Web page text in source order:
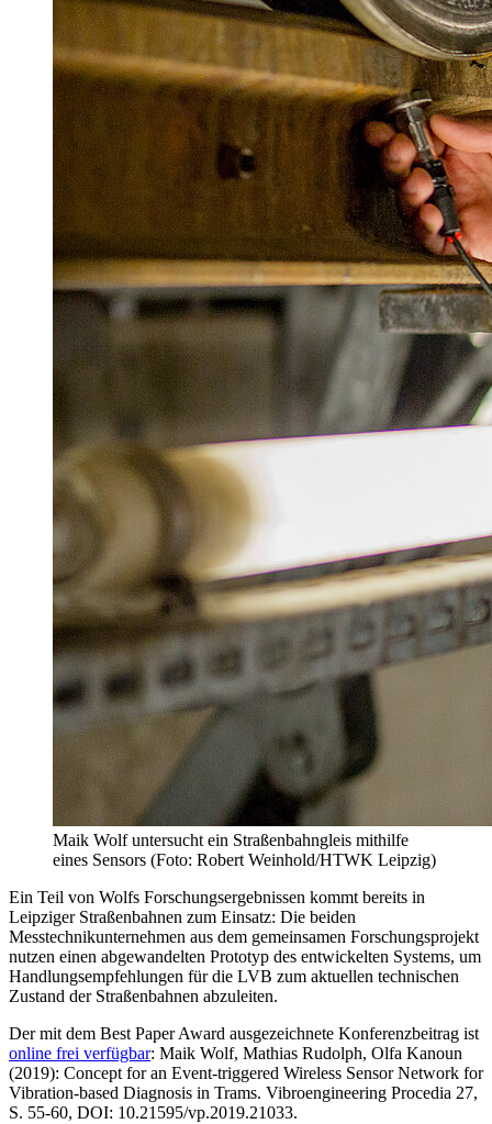
Maik Wolf untersucht ein Straßenbahngleis mithilfe
eines Sensors (Foto: Robert Weinhold/HTWK Leipzig)
Ein Teil von Wolfs Forschungsergebnissen kommt bereits in
Leipziger Straßenbahnen zum Einsatz: Die beiden
Messtechnikunternehmen aus dem gemeinsamen Forschungsprojekt
nutzen einen abgewandelten Prototyp des entwickelten Systems, um
Handlungsempfehlungen für die LVB zum aktuellen technischen
Zustand der Straßenbahnen abzuleiten.
Der mit dem Best Paper Award ausgezeichnete Konferenzbeitrag ist
online frei verfügbar: Maik Wolf, Mathias Rudolph, Olfa Kanoun
(2019): Concept for an Event-triggered Wireless Sensor Network for
Vibration-based Diagnosis in Trams. Vibroengineering Procedia 27,
S. 55-60, DOI: 10.21595/vp.2019.21033.